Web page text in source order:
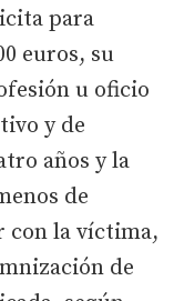
para
euros, su
u oficio
y de
años y la
de
con la víctima,
de